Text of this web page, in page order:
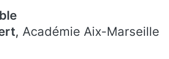
, Académie Aix-Marseille